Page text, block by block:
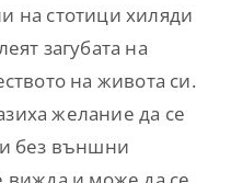
на стотици хиляди
загубата на
на живота си.
желание да се
без външни